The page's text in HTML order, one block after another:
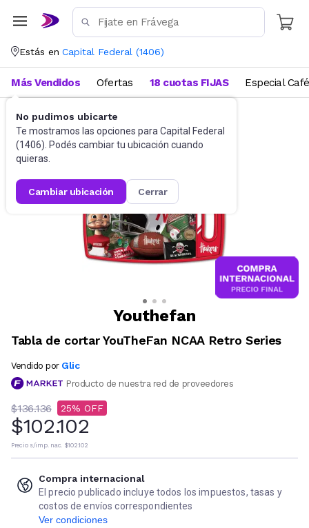
Estás en Capital Federal (1406)
No pudimos ubicarte
Te mostramos las opciones para Capital Federal
(1406). Podés cambiar tu ubicación cuando
quieras.
cambiar ubicación cerrar
Más Vendidos Ofertas 18 cuotas FIJAS Especial Café
Utensilios de cocina
Youthefan
Tabla de cortar YouTheFan NCAA Retro Series
Vendido por Glic
Producto de nuestra red de proveedores
$136.136 25
$102.102
Precio s/imp. nac. $102.102
Compra internacional
El precio publicado incluye todos los impuestos, tasas y
costos de envíos correspondientes
Ver condiciones